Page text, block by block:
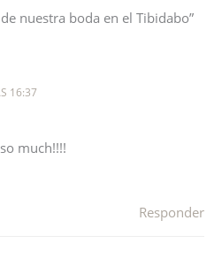
nuestra boda en el Tibidabo”
16:37
much!!!!
Responder